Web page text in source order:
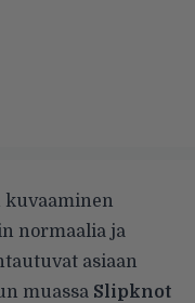
normaalia ja
asiaan
muassa Slipknot